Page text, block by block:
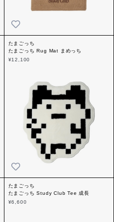
たまごっち
たまごっち Rug Mat まめっち
¥12,100
たまごっち
たまごっち Study Club Tee 成長
¥6,600